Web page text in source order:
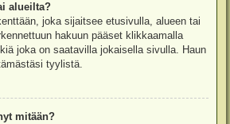
alueilta?
joka sijaitsee etusivulla, alueen tai
hakuun pääset klikkaamalla
joka on saatavilla jokaisella sivulla. Haun
tyylistä.
mitään?